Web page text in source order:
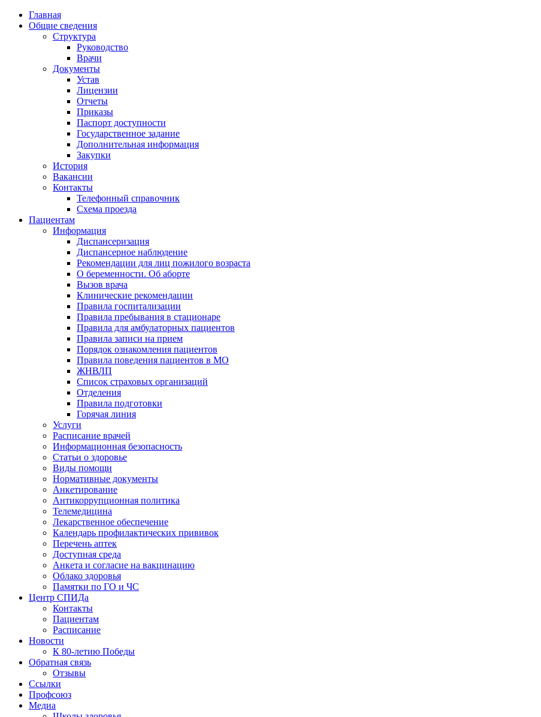
Главная
Общие сведения
Структура
Руководство
Врачи
Документы
Устав
Лицензии
Отчеты
Приказы
Паспорт доступности
Государственное задание
Дополнительная информация
Закупки
История
Вакансии
Контакты
Телефонный справочник
Схема проезда
Пациентам
Информация
Диспансеризация
Диспансерное наблюдение
Рекомендации для лиц пожилого возраста
О беременности. Об аборте
Вызов врача
Клинические рекомендации
Правила госпитализации
Правила пребывания в стационаре
Правила для амбулаторных пациентов
Правила записи на прием
Порядок ознакомления пациентов
Правила поведения пациентов в МО
ЖНВЛП
Список страховых организаций
Отделения
Правила подготовки
Горячая линия
Услуги
Расписание врачей
Информационная безопасность
Статьи о здоровье
Виды помощи
Нормативные документы
Анкетирование
Антикоррупционная политика
Телемедицина
Лекарственное обеспечение
Календарь профилактических прививок
Перечень аптек
Доступная среда
Анкета и согласие на вакцинацию
Облако здоровья
Памятки по ГО и ЧС
Центр СПИДа
Контакты
Пациентам
Расписание
Новости
К 80-летию Победы
Обратная связь
Отзывы
Ссылки
Профсоюз
Медиа